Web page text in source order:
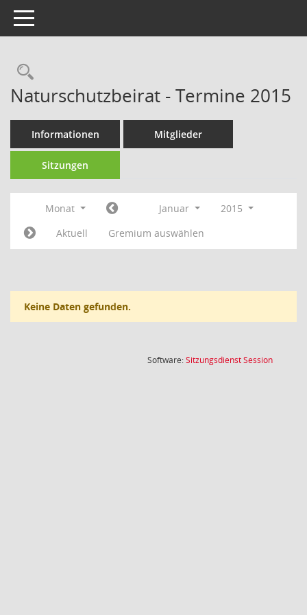
Toggle navigation
Rechercheauswahl
Naturschutzbeirat - Termine 2015
Informationen Mitglieder
Sitzungen
Monat Januar
2015
Aktuell
Gremium auswählen
Keine Daten gefunden.
Software:SitzungsdienstSession(Wird in